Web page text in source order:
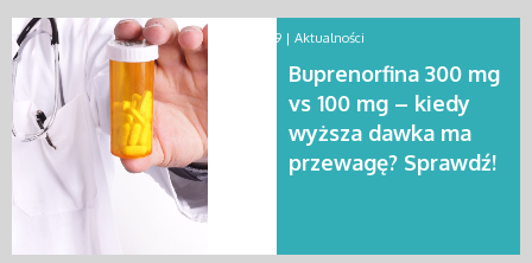
2025-12-19 | Aktualności
Buprenorfina 300 mg
vs 100 mg – kiedy
wyższa dawka ma
przewagę? Sprawdź!